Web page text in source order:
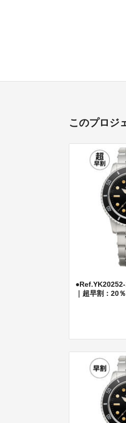
このプロジ
●Ref.YK20252-
｜超早割：20